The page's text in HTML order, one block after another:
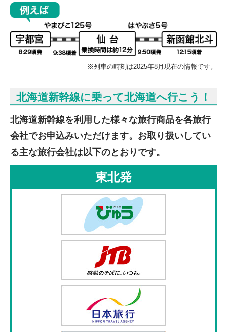
※列車の時刻は2025年8月現在の情報です。
北海道新幹線に乗って北海道へ行こう！
北海道新幹線を利用した様々な旅行商品を各旅行
会社でお申込みいただけます。お取り扱いしてい
る主な旅行会社は以下のとおりです。
東北発